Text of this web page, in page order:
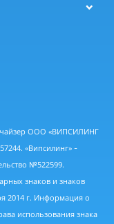
ООО «ВИПСИЛИНГ
«Випсилинг» -
№522599.
знаков и знаков
2014 г. Информация о
использования знака